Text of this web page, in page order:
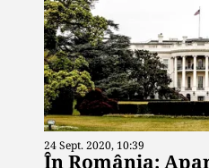
24 Sept. 2020, 10:39
În România: